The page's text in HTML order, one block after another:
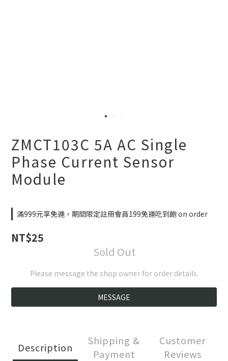
ZMCT103C 5A AC Single
Phase Current Sensor
Module
滿999元享免運，期間限定註冊會員199免運吃到飽 on order
NT$25
Sold Out
Please message the shop owner for order details.
MESSAGE
Description
Shipping &
Payment
Customer
Reviews